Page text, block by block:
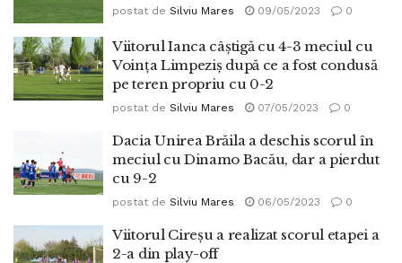
postat de Silviu Mares 09/05/2023 0
Viitorul Ianca câștigă cu 4-3 meciul cu
Voința Limpeziș după ce a fost condusă
pe teren propriu cu 0-2
postat de Silviu Mares 07/05/2023 0
Dacia Unirea Brăila a deschis scorul în
meciul cu Dinamo Bacău, dar a pierdut
cu 9-2
postat de Silviu Mares 06/05/2023 0
Viitorul Cireșu a realizat scorul etapei a
2-a din play-off